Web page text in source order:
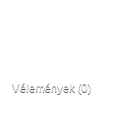
Vélemények (0)